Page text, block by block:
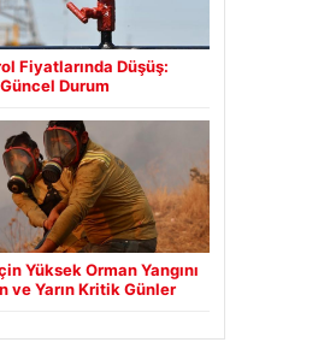
Fiyatlarında Düşüş:
Durum
Yüksek Orman Yangını
ve Yarın Kritik Günler